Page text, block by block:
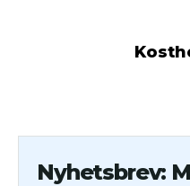
Nyhetsbrev: